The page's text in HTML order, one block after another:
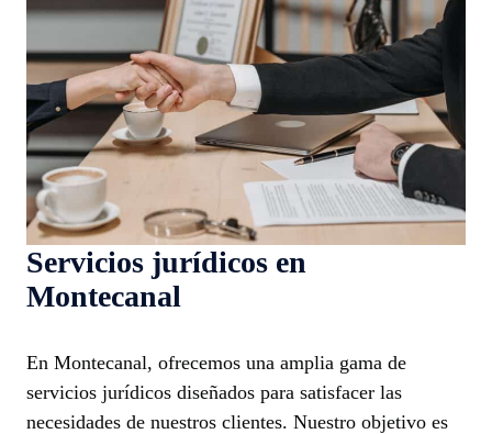
Servicios jurídicos en
Montecanal
En Montecanal, ofrecemos una amplia gama de
servicios jurídicos diseñados para satisfacer las
necesidades de nuestros clientes. Nuestro objetivo es